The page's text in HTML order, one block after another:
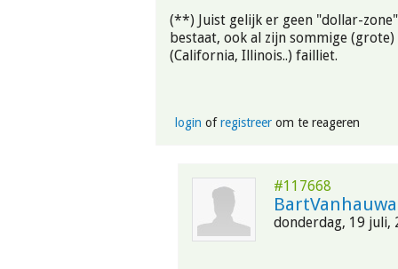
(**) Juist gelijk er geen "dollar-
bestaat, ook al zijn sommige
(California, Illinois..) failliet.
login ofregistreerom te reageren
#117668
donderdag, 19 juli,